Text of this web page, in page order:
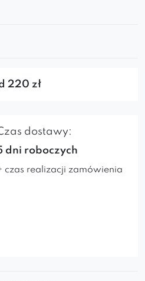
220 zł
dostawy:
dni roboczych
czas realizacji zamówienia